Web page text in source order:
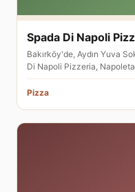
Spada Di Napoli
Bakırköy'de, Aydın Yuva
Di Napoli Pizzeria,
Pizza